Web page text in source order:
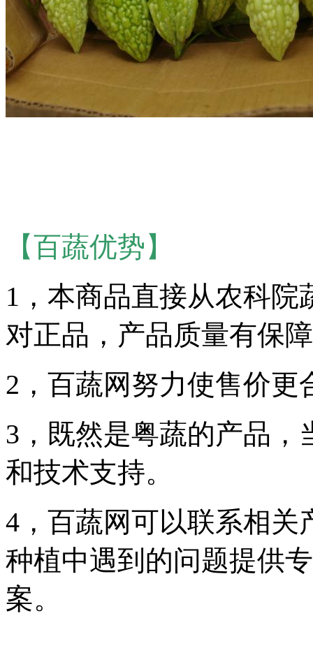
【百蔬优势】
1，本商品直接从农科
对正品，产品质量有保
2，百蔬网努力使售价更
3，既然是粤蔬的产品
和技术支持。
4，百蔬网可以联系相关
种植中遇到的问题提供
案。